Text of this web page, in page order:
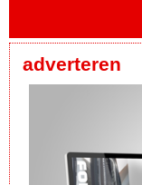
adverteren